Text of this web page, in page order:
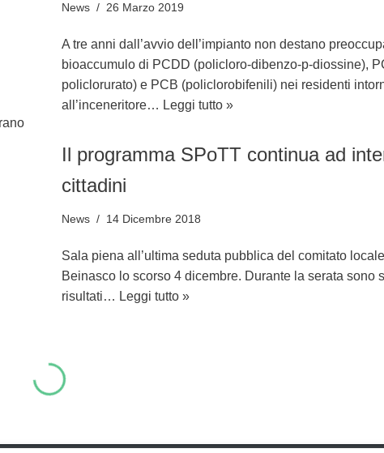
News 26 Marzo 2019
A tre anni dall’avvio dell’impianto non destano
bioaccumulo di PCDD (policloro-dibenzo-p-diossine),
policlorurato) e PCB (policlorobifenili) nei residenti
all’inceneritore… Leggi tutto »
Il programma SPoTT continua ad
cittadini
News 14 Dicembre 2018
Sala piena all’ultima seduta pubblica del comitato
Beinasco lo scorso 4 dicembre. Durante la serata sono
risultati… Leggi tutto »